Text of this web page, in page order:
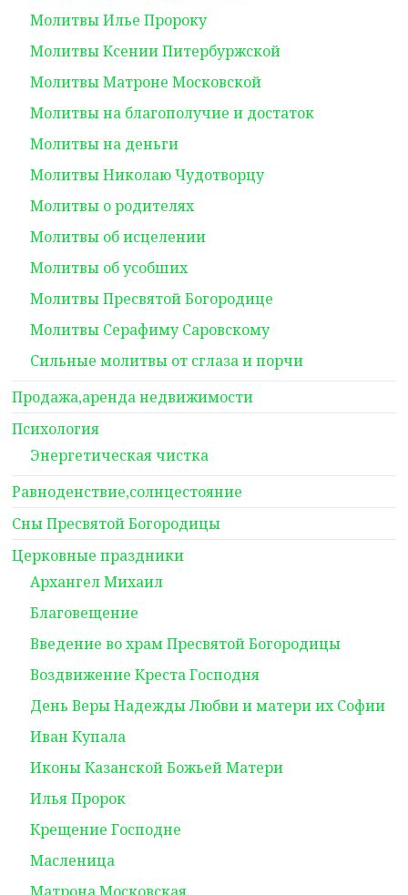
Молитвы Илье Пророку
Молитвы Ксении Питербуржской
Молитвы Матроне Московской
Молитвы на благополучие и достаток
Молитвы на деньги
Молитвы Николаю Чудотворцу
Молитвы о родителях
Молитвы об исцелении
Молитвы об усобших
Молитвы Пресвятой Богородице
Молитвы Серафиму Саровскому
Сильные молитвы от сглаза и порчи
Продажа,аренда недвижимости
Психология
Энергетическая чистка
Равноденствие,солнцестояние
Сны Пресвятой Богородицы
Церковные праздники
Архангел Михаил
Благовещение
Введение во храм Пресвятой Богородицы
Воздвижение Креста Господня
День Веры Надежды Любви и матери их Софии
Иван Купала
Иконы Казанской Божьей Матери
Илья Пророк
Крещение Господне
Масленица